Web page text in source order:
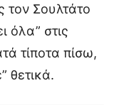
τον Σουλτάτο
όλα” στις
τίποτα πίσω,
θετικά.